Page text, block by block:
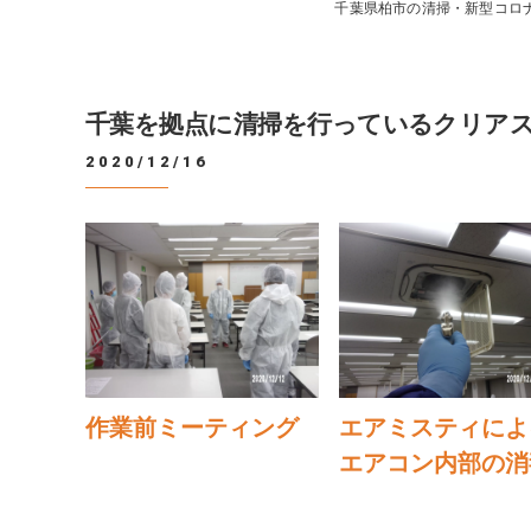
千葉県柏市の清掃・新型コロ
千葉を拠点に清掃を行っているクリア
2020/12/16
作業前ミーティング
エアミスティに
エアコン内部の